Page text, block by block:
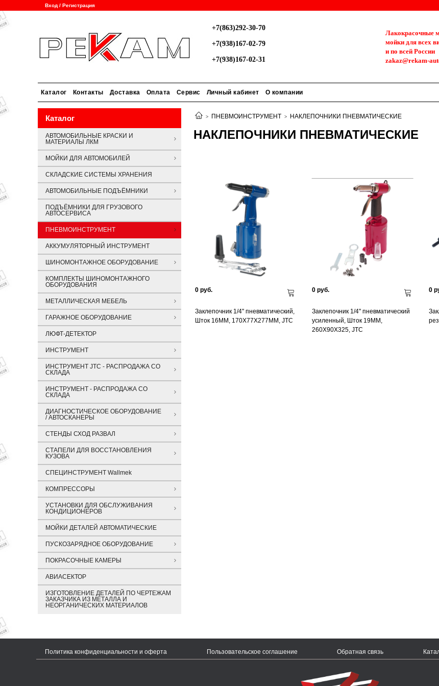
Вход / Регистрация
+7(863)292-30-70
+7(938)167-02-79
+7(938)167-02-31
Лакокрасочные
мойки для всех
и по всей России
zakaz@rekam-
Каталог Контакты Доставка Оплата Сервис Личный кабинет О компании
ПНЕВМОИНСТРУМЕНТ НАКЛЕПОЧНИКИ ПНЕВМАТИЧЕСКИЕ
НАКЛЕПОЧНИКИ ПНЕВМАТИЧЕСКИЕ
0 руб.
Заклепочник 1/4" пневматический,
Шток 16ММ, 170Х77Х277ММ, JTC
0 руб.
Заклепочник 1/4" пневматический
усиленный, Шток 19ММ,
260Х90Х325, JTC
0
Каталог
АВТОМОБИЛЬНЫЕ КРАСКИ И
МАТЕРИАЛЫ ЛКМ
МОЙКИ ДЛЯ АВТОМОБИЛЕЙ
СКЛАДСКИЕ СИСТЕМЫ ХРАНЕНИЯ
АВТОМОБИЛЬНЫЕ ПОДЪЁМНИКИ
ПОДЪЁМНИКИ ДЛЯ ГРУЗОВОГО
АВТОСЕРВИСА
ПНЕВМОИНСТРУМЕНТ
АККУМУЛЯТОРНЫЙ ИНСТРУМЕНТ
ШИНОМОНТАЖНОЕ ОБОРУДОВАНИЕ
КОМПЛЕКТЫ ШИНОМОНТАЖНОГО
ОБОРУДОВАНИЯ
МЕТАЛЛИЧЕСКАЯ МЕБЕЛЬ
ГАРАЖНОЕ ОБОРУДОВАНИЕ
ЛЮФТ-ДЕТЕКТОР
ИНСТРУМЕНТ
ИНСТРУМЕНТ JTC - РАСПРОДАЖА СО
СКЛАДА
ИНСТРУМЕНТ - РАСПРОДАЖА СО
СКЛАДА
ДИАГНОСТИЧЕСКОЕ ОБОРУДОВАНИЕ
/ АВТОСКАНЕРЫ
СТЕНДЫ СХОД РАЗВАЛ
СТАПЕЛИ ДЛЯ ВОССТАНОВЛЕНИЯ
КУЗОВА
СПЕЦИНСТРУМЕНТ Wallmek
КОМПРЕССОРЫ
УСТАНОВКИ ДЛЯ ОБСЛУЖИВАНИЯ
КОНДИЦИОНЕРОВ
МОЙКИ ДЕТАЛЕЙ АВТОМАТИЧЕСКИЕ
ПУСКОЗАРЯДНОЕ ОБОРУДОВАНИЕ
ПОКРАСОЧНЫЕ КАМЕРЫ
АВИАСЕКТОР
ИЗГОТОВЛЕНИЕ ДЕТАЛЕЙ ПО ЧЕРТЕЖАМ
ЗАКАЗЧИКА ИЗ МЕТАЛЛА И
НЕОРГАНИЧЕСКИХ МАТЕРИАЛОВ
Политика конфиденциальности и оферта Пользовательское соглашение Обратная связь